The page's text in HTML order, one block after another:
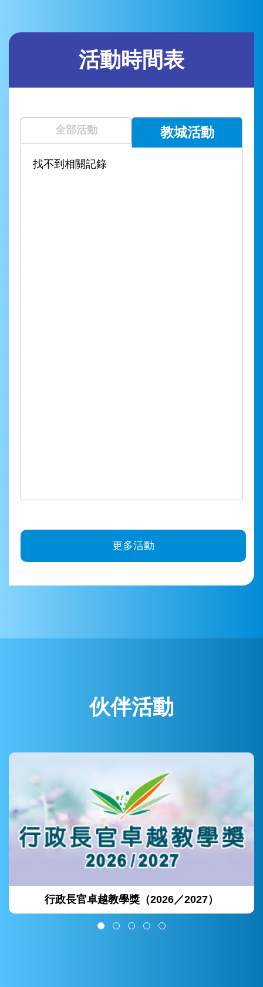
活動時間表
全部活動 教城活動
找不到相關記錄
更多活動
伙伴活動
行政長官卓越教學獎（2026／2027）